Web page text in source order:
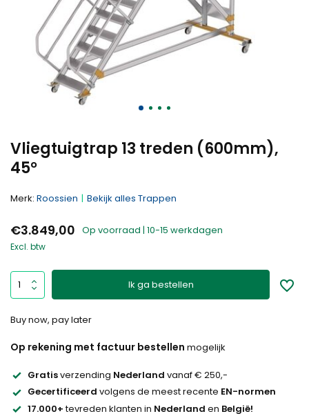
Vliegtuigtrap 13 treden (600mm),
45°
Merk: Roossien Bekijk alles Trappen
€3.849,00 Op voorraad | 10-15 werkdagen
Excl. btw
Ik ga bestellen
Buy now, pay later
Op rekening met factuur bestellen mogelijk
Gratisverzending Nederland vanaf € 250,-
Gecertificeerd volgens de meest recente EN-normen
17.000+tevreden klanten in Nederland en België!